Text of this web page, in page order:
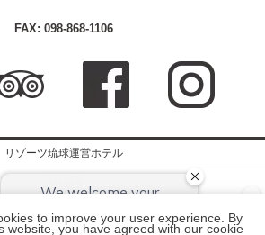
FAX: 098-868-1106
リゾーツ琉球運営ホテル
to improve your user experience. By
website, you have agreed with our cookie